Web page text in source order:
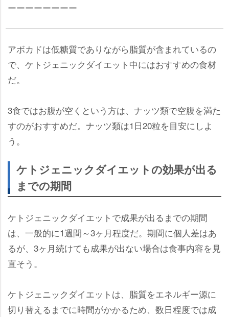
ーーーーーーーー
アボカドは低糖質でありながら脂質が含まれているの
で、ケトジェニックダイエット中にはおすすめの食材
だ。
3食ではお腹が空くという方は、ナッツ類で空腹を満た
すのがおすすめだ。ナッツ類は1日20粒を目安にしよ
う。
ケトジェニックダイエットの効果が出る
までの期間
ケトジェニックダイエットで成果が出るまでの期間
は、一般的に1週間～3ヶ月程度だ。期間に個人差はあ
るが、3ヶ月続けても成果が出ない場合は食事内容を見
直そう。
ケトジェニックダイエットは、脂質をエネルギー源に
切り替えるまでに時間がかかるため、数日程度では成